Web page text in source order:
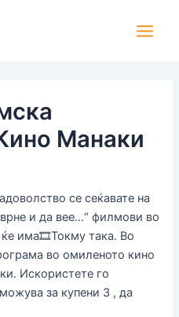
Манаки
се сеќавате на
и да вее…“ филмови во
има🎞Токму така. Во
во омиленото кино
Искористете го
за купени 3 , да